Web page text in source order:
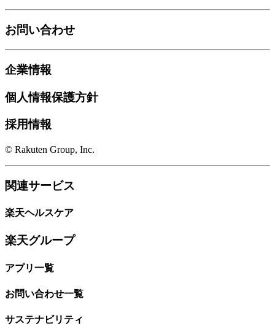
お問い合わせ
企業情報
個人情報保護方針
採用情報
© Rakuten Group, Inc.
関連サービス
楽天ヘルスケア
楽天グループ
アプリ一覧
お問い合わせ一覧
サステナビリティ